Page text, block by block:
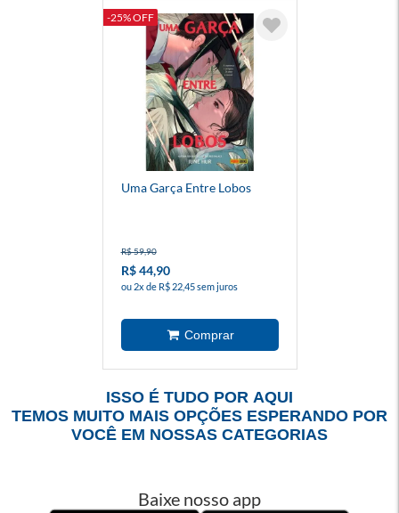
-25% OFF
Uma Garça Entre Lobos
R$ 59,90
R$ 44,90
ou 2x de R$ 22,45 sem juros
ISSO É TUDO POR AQUI
TEMOS MUITO MAIS OPÇÕES ESPERANDO POR
VOCÊ EM NOSSAS CATEGORIAS
Baixe nosso app